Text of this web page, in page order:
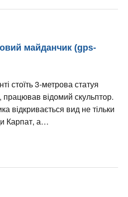
майданчик (gps-
стоїть 3-метрова статуя
працював відомий скульптор.
відкривається вид не тільки
Карпат, а…